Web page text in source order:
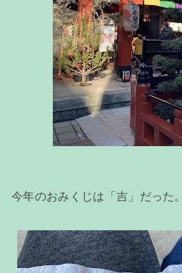
今年のおみくじは「吉」だった。